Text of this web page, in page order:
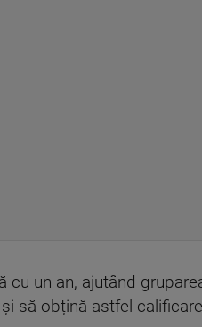
cu un an, ajutând
să obțină astfel